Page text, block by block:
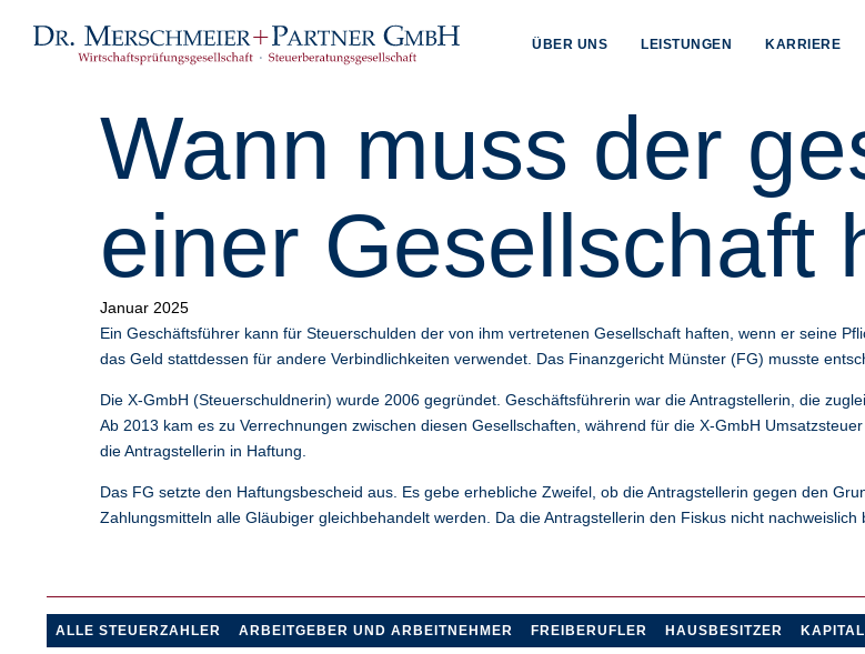
ÜBER UNS LEISTUNGEN KARRIERE
Wann muss der
einer Gesellschaft
Januar 2025
Ein Geschäftsführer kann für Steuerschulden der von ihm vertretenen Gesellschaft haften, wenn er seine
das Geld stattdessen für andere Verbindlichkeiten verwendet. Das Finanzgericht Münster (FG) musste
Die X-GmbH (Steuerschuldnerin) wurde 2006 gegründet. Geschäftsführerin war die Antragstellerin, die
Ab 2013 kam es zu Verrechnungen zwischen diesen Gesellschaften, während für die X-GmbH
die Antragstellerin in Haftung.
Das FG setzte den Haftungsbescheid aus. Es gebe erhebliche Zweifel, ob die Antragstellerin gegen den
Zahlungsmitteln alle Gläubiger gleichbehandelt werden. Da die Antragstellerin den Fiskus nicht
ALLE STEUERZAHLER ARBEITGEBER UND ARBEITNEHMER FREIBERUFLER HAUSBESITZER